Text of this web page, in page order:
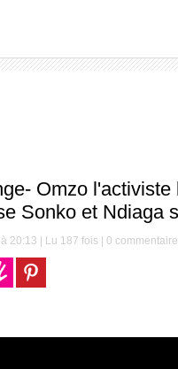
Omzo
Sonko et Ndiaga
20:13 | Lu 187 fois | 0